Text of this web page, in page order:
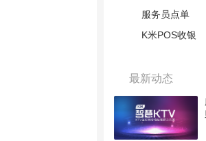
服务员点单
K米POS收银
最新动态